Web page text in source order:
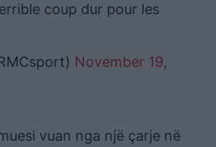
coup dur pour les
November 19,
vuan nga një çarje në